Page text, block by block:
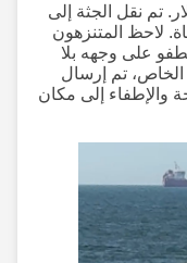
نقل الجثة إلى
المتنزهون
على وجهه بلا
تم إرسال
إلى مكان